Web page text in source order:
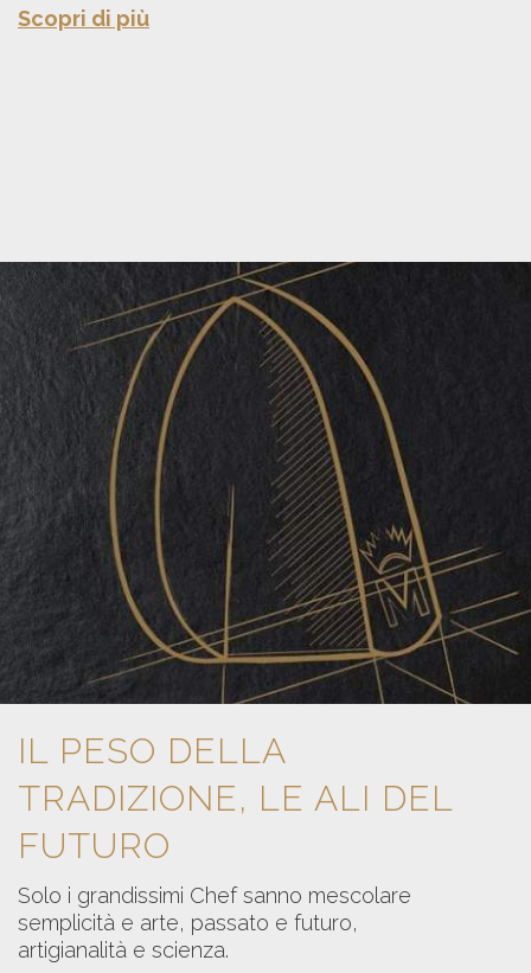
Scopri di più
L’INCOMPARABILE
PIACERE DI VISTA E
TATTO
Le finiture a smalto dei pannelli Molteni sono
il tratto distintivo dell’unicità. Scegli il tuo
colore.
IL PESO DELLA
TRADIZIONE, LE ALI DEL
FUTURO
Solo i grandissimi Chef sanno mescolare
semplicità e arte, passato e futuro,
artigianalità e scienza.